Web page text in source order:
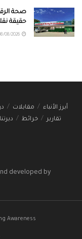
صحة
حقيقة
أبرز الأنباء مقابلات
تقارير
خرائط ديرتنا
developed by
Awareness